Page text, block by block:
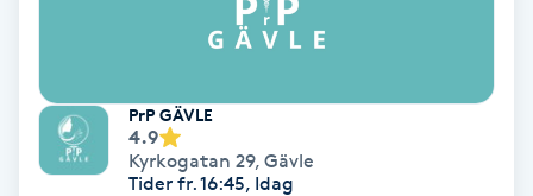
Kinesiologi
Kinesisk medicin
PrP GÄVLE
4.9
Kyrkogatan 29, Gävle
Tider fr. 16:45, Idag